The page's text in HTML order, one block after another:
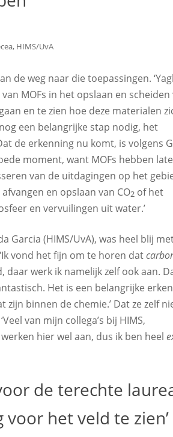
HIMS/UvA
de weg naar die toepassingen.
MOFs in het opslaan en scheiden
en te zien hoe deze materialen
een belangrijke stap nodig, het
de erkenning nu komt, is volgens
moment, want MOFs hebben
van de uitdagingen op het
en opslaan van CO2of het
en vervuilingen uit water.’
Garcia (HIMS/UvA), was heel blij
vond het fijn om te horen dat
werk ik namelijk zelf ook aan.
Het is een belangrijke
binnen de chemie.’ Dat ze zelf
van mijn collega’s bij HIMS,
hier wel aan, dus ik ben heel
de terechte
het veld te zien’